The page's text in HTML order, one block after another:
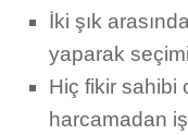
İki şık
yaparak
Hiç fikir sahibi
harcamadan